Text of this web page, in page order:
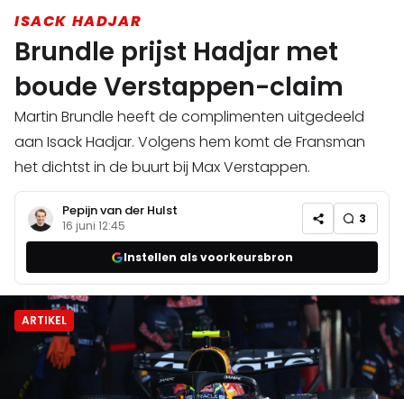
ISACK HADJAR
Brundle prijst Hadjar met
boude Verstappen-claim
Martin Brundle heeft de complimenten uitgedeeld
aan Isack Hadjar. Volgens hem komt de Fransman
het dichtst in de buurt bij Max Verstappen.
Pepijn van der Hulst
16 juni 12:45 3
Instellen als voorkeursbron
ARTIKEL